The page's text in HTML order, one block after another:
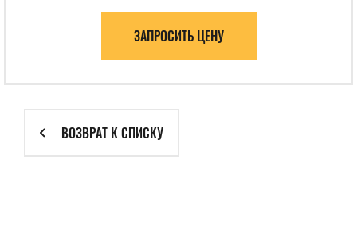
ЗАПРОСИТЬ ЦЕНУ
ВОЗВРАТ К СПИСКУ